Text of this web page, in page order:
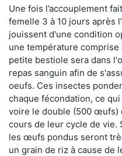
Une fois l’accouplement
femelle 3 à 10 jours après
jouissent d'une condition
une température comprise
petite bestiole sera dans
repas sanguin afin de
oeufs. Ces insectes
chaque fécondation, ce
voire le double (500 œufs)
cours de leur cycle de vie.
les œufs pondus seront
un grain de riz à cause de